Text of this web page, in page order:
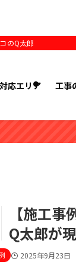
のQ太郎
対応エリア 工事
【施工
Q太郎が
2025年9月23日